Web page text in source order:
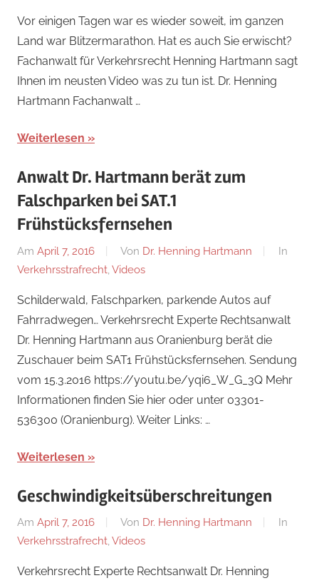
Vor einigen Tagen war es wieder soweit, im ganzen
Land war Blitzermarathon. Hat es auch Sie erwischt?
Fachanwalt für Verkehrsrecht Henning Hartmann sagt
Ihnen im neusten Video was zu tun ist. Dr. Henning
Hartmann Fachanwalt …
Weiterlesen
Anwalt Dr. Hartmann berät zum
Falschparken bei SAT.1
Frühstücksfernsehen
Am April 7, 2016 Von Dr. Henning Hartmann
In
Verkehrsstrafrecht Videos
Schilderwald, Falschparken, parkende Autos auf
Fahrradwegen… Verkehrsrecht Experte Rechtsanwalt
Dr. Henning Hartmann aus Oranienburg berät die
Zuschauer beim SAT1 Frühstücksfernsehen. Sendung
vom 15.3.2016 https://youtu.be/yqi6_W_G_3Q Mehr
Informationen finden Sie hier oder unter 03301-
536300 (Oranienburg). Weiter Links: …
Weiterlesen
Geschwindigkeitsüberschreitungen
Am April 7, 2016 Von Dr. Henning Hartmann
In
Verkehrsstrafrecht, Videos
Verkehrsrecht Experte Rechtsanwalt Dr. Henning